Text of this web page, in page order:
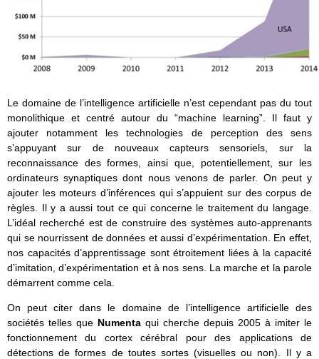
Le domaine de l’intelligence artificielle n’est cependant pas du tout
monolithique et centré autour du “machine learning”. Il faut y
ajouter notamment les technologies de perception des sens
s’appuyant sur de nouveaux capteurs sensoriels, sur la
reconnaissance des formes, ainsi que, potentiellement, sur les
ordinateurs synaptiques dont nous venons de parler. On peut y
ajouter les moteurs d’inférences qui s’appuient sur des corpus de
règles. Il y a aussi tout ce qui concerne le traitement du langage.
L’idéal recherché est de construire des systèmes auto-apprenants
qui se nourrissent de données et aussi d’expérimentation. En effet,
nos capacités d’apprentissage sont étroitement liées à la capacité
d’imitation, d’expérimentation et à nos sens. La marche et la parole
démarrent comme cela.
On peut citer dans le domaine de l’intelligence artificielle des
sociétés telles que Numenta qui cherche depuis 2005 à imiter le
fonctionnement du cortex cérébral pour des applications de
détections de formes de toutes sortes (visuelles ou non). Il y a